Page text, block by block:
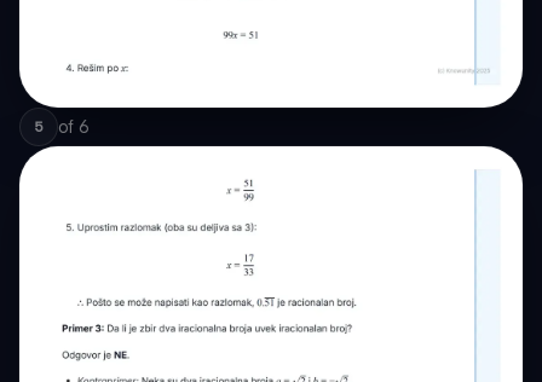
5 of 6